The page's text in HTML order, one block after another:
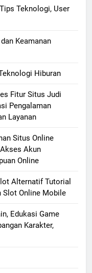
Teknologi, User
Keamanan
Hiburan
Fitur Situs Judi
Pengalaman
Layanan
Situs Online
Akun
Online
Alternatif Tutorial
Slot Online Mobile
Edukasi Game
Karakter,